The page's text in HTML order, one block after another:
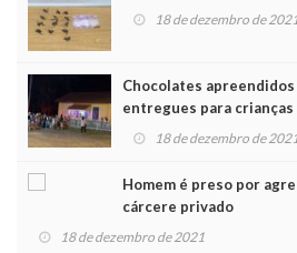
18 de dezembro de
Chocolates
entregues para crianças
Noel
18 de dezembro de
Homem é preso por
cárcere privado
18 de dezembro de 2021